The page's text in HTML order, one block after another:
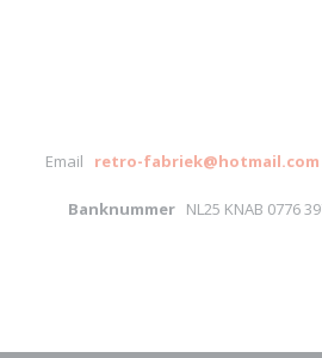
Email retro-fabriek@hotmail.com
Banknummer NL25 KNAB 0776